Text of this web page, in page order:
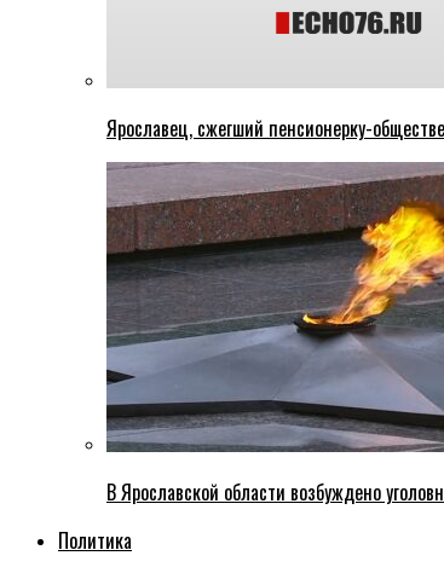
Ярославец, сжегший пенсионерку-
В Ярославской области возбуждено
Политика